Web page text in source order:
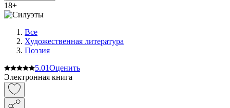
18+
Все
Художественная литература
Поэзия
5.01Оценить
Электронная книга